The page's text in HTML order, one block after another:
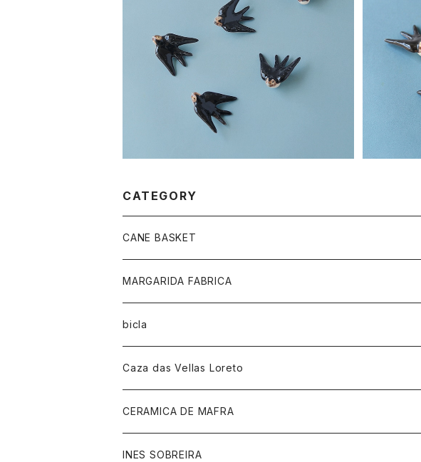
Andorinha つばめ - S
SOLD OUT
CATEGORY
CANE BASKET
MARGARIDA FABRICA
bicla
Caza das Vellas Loreto
CERAMICA DE MAFRA
INES SOBREIRA